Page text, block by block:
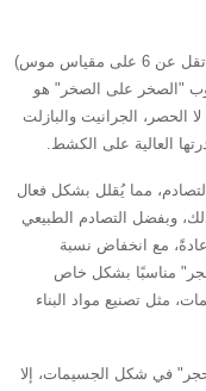
‌خصائص المادة‌: عندما تكون المادة صلبة (عادةً لا تقل عن 6 على مقياس موس)
"الصخر على الصخر" هو
الحصر، الجرانيت والبازلت
العالية على الكشط.
مما يُقلل بشكل فعال
وبفضل التصادم الطبيعي
مع انخفاض نسبة
مناسبًا بشكل خاص
مثل تصنيع مواد البناء
في شكل الجسيمات، إلا